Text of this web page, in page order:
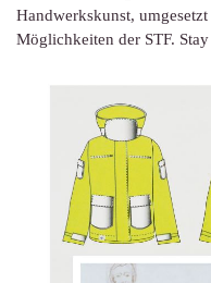
Handwerkskunst,
Möglichkeiten der STF.